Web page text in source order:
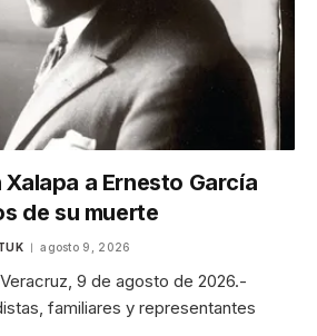
Xalapa a Ernesto García
de su muerte
agosto 9, 2026
9 de agosto de 2026.-
familiares y representantes